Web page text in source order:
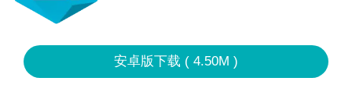
安卓版下载 ( 4.50M )